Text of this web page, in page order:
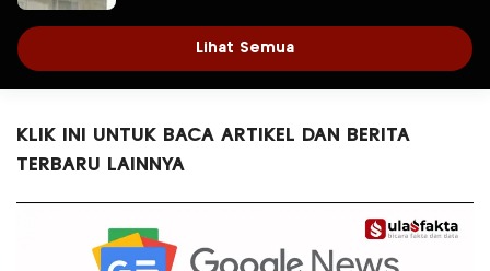
Lihat Semua
KLIK INI UNTUK BACA ARTIKEL DAN BERITA
TERBARU LAINNYA